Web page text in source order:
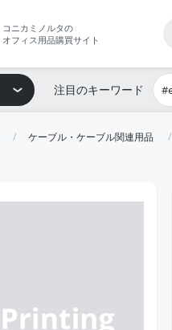
コニカミノルタの
オフィス用品購買サイト
注目のキーワード
ケーブル・ケーブル関連用品